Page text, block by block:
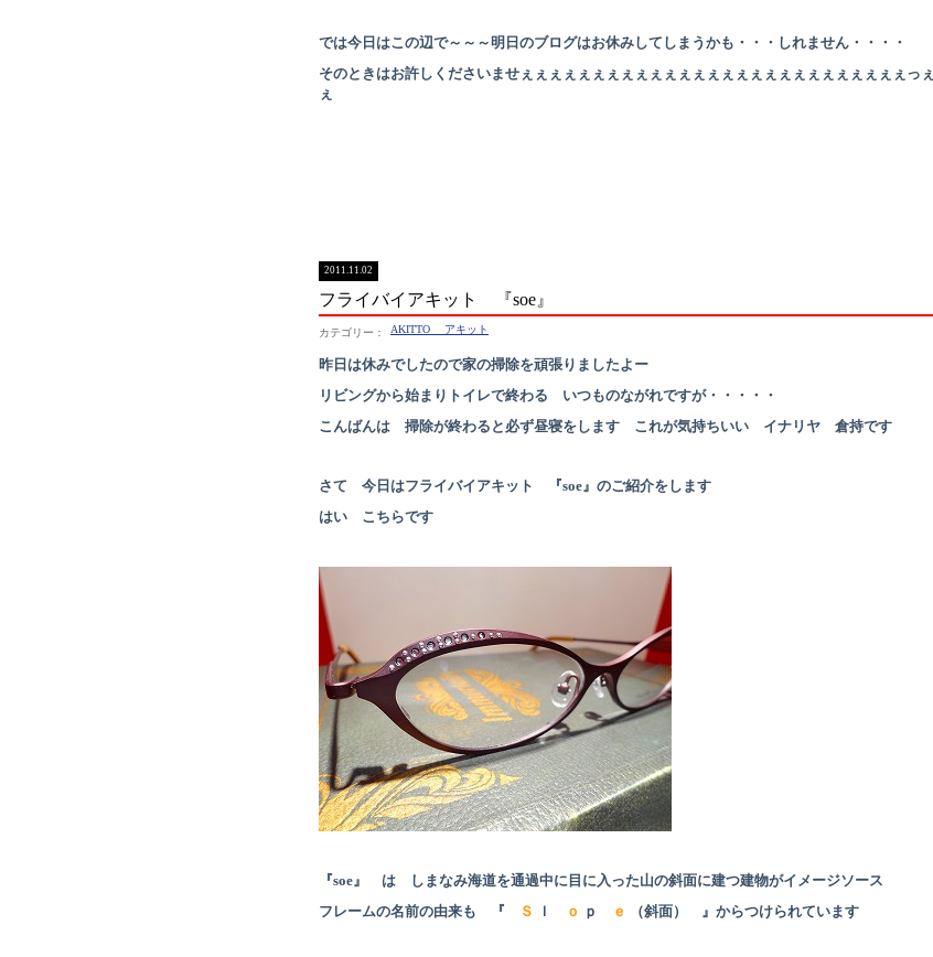
では今日はこの辺で～～～明日のブログはお休みしてしまうかも・・・しれません・・・・
そのときはお許しくださいませぇぇぇぇぇぇぇぇぇぇぇぇぇぇぇぇぇぇぇぇぇぇぇぇぇぇぇっぇ
ぇ
フライバイアキット 『soe』
2011.11.02
AKITTO アキット
昨日は休みでしたので家の掃除を頑張りましたよー
リビングから始まりトイレで終わる いつものながれですが・・・・・
こんばんは 掃除が終わると必ず昼寝をします これが気持ちいい イナリヤ 倉持です
さて 今日はフライバイアキット 『soe』のご紹介をします
はい こちらです
『soe』 は しまなみ海道を通過中に目に入った山の斜面に建つ建物がイメージソース
フレームの名前の由来も 『
Ｓ ｌ ｏ ｐ ｅ （斜面） 』からつけられています